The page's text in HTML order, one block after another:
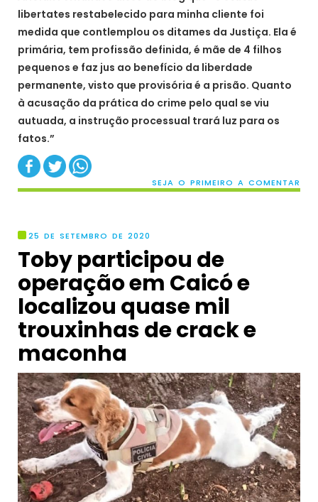
libertates restabelecido para minha cliente foi
medida que contlemplou os ditames da Justiça. Ela é
primária, tem profissão definida, é mãe de 4 filhos
pequenos e faz jus ao benefício da liberdade
permanente, visto que provisória é a prisão. Quanto
à acusação da prática do crime pelo qual se viu
autuada, a instrução processual trará luz para os
fatos.”
SEJA O PRIMEIRO A COMENTAR
25 DE SETEMBRO DE 2020
Toby participou de
operação em Caicó e
localizou quase mil
trouxinhas de crack e
maconha